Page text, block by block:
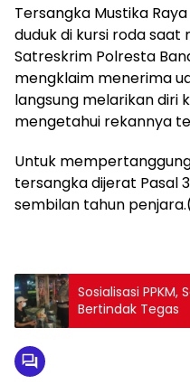
Tersangka Mustika
duduk di kursi roda
Satreskrim Polresta
mengklaim menerima
langsung melarikan diri
mengetahui rekannya
Untuk
tersangka dijerat Pasal
sembilan tahun
Sosialisasi PPKM,
Bertindak Tegas